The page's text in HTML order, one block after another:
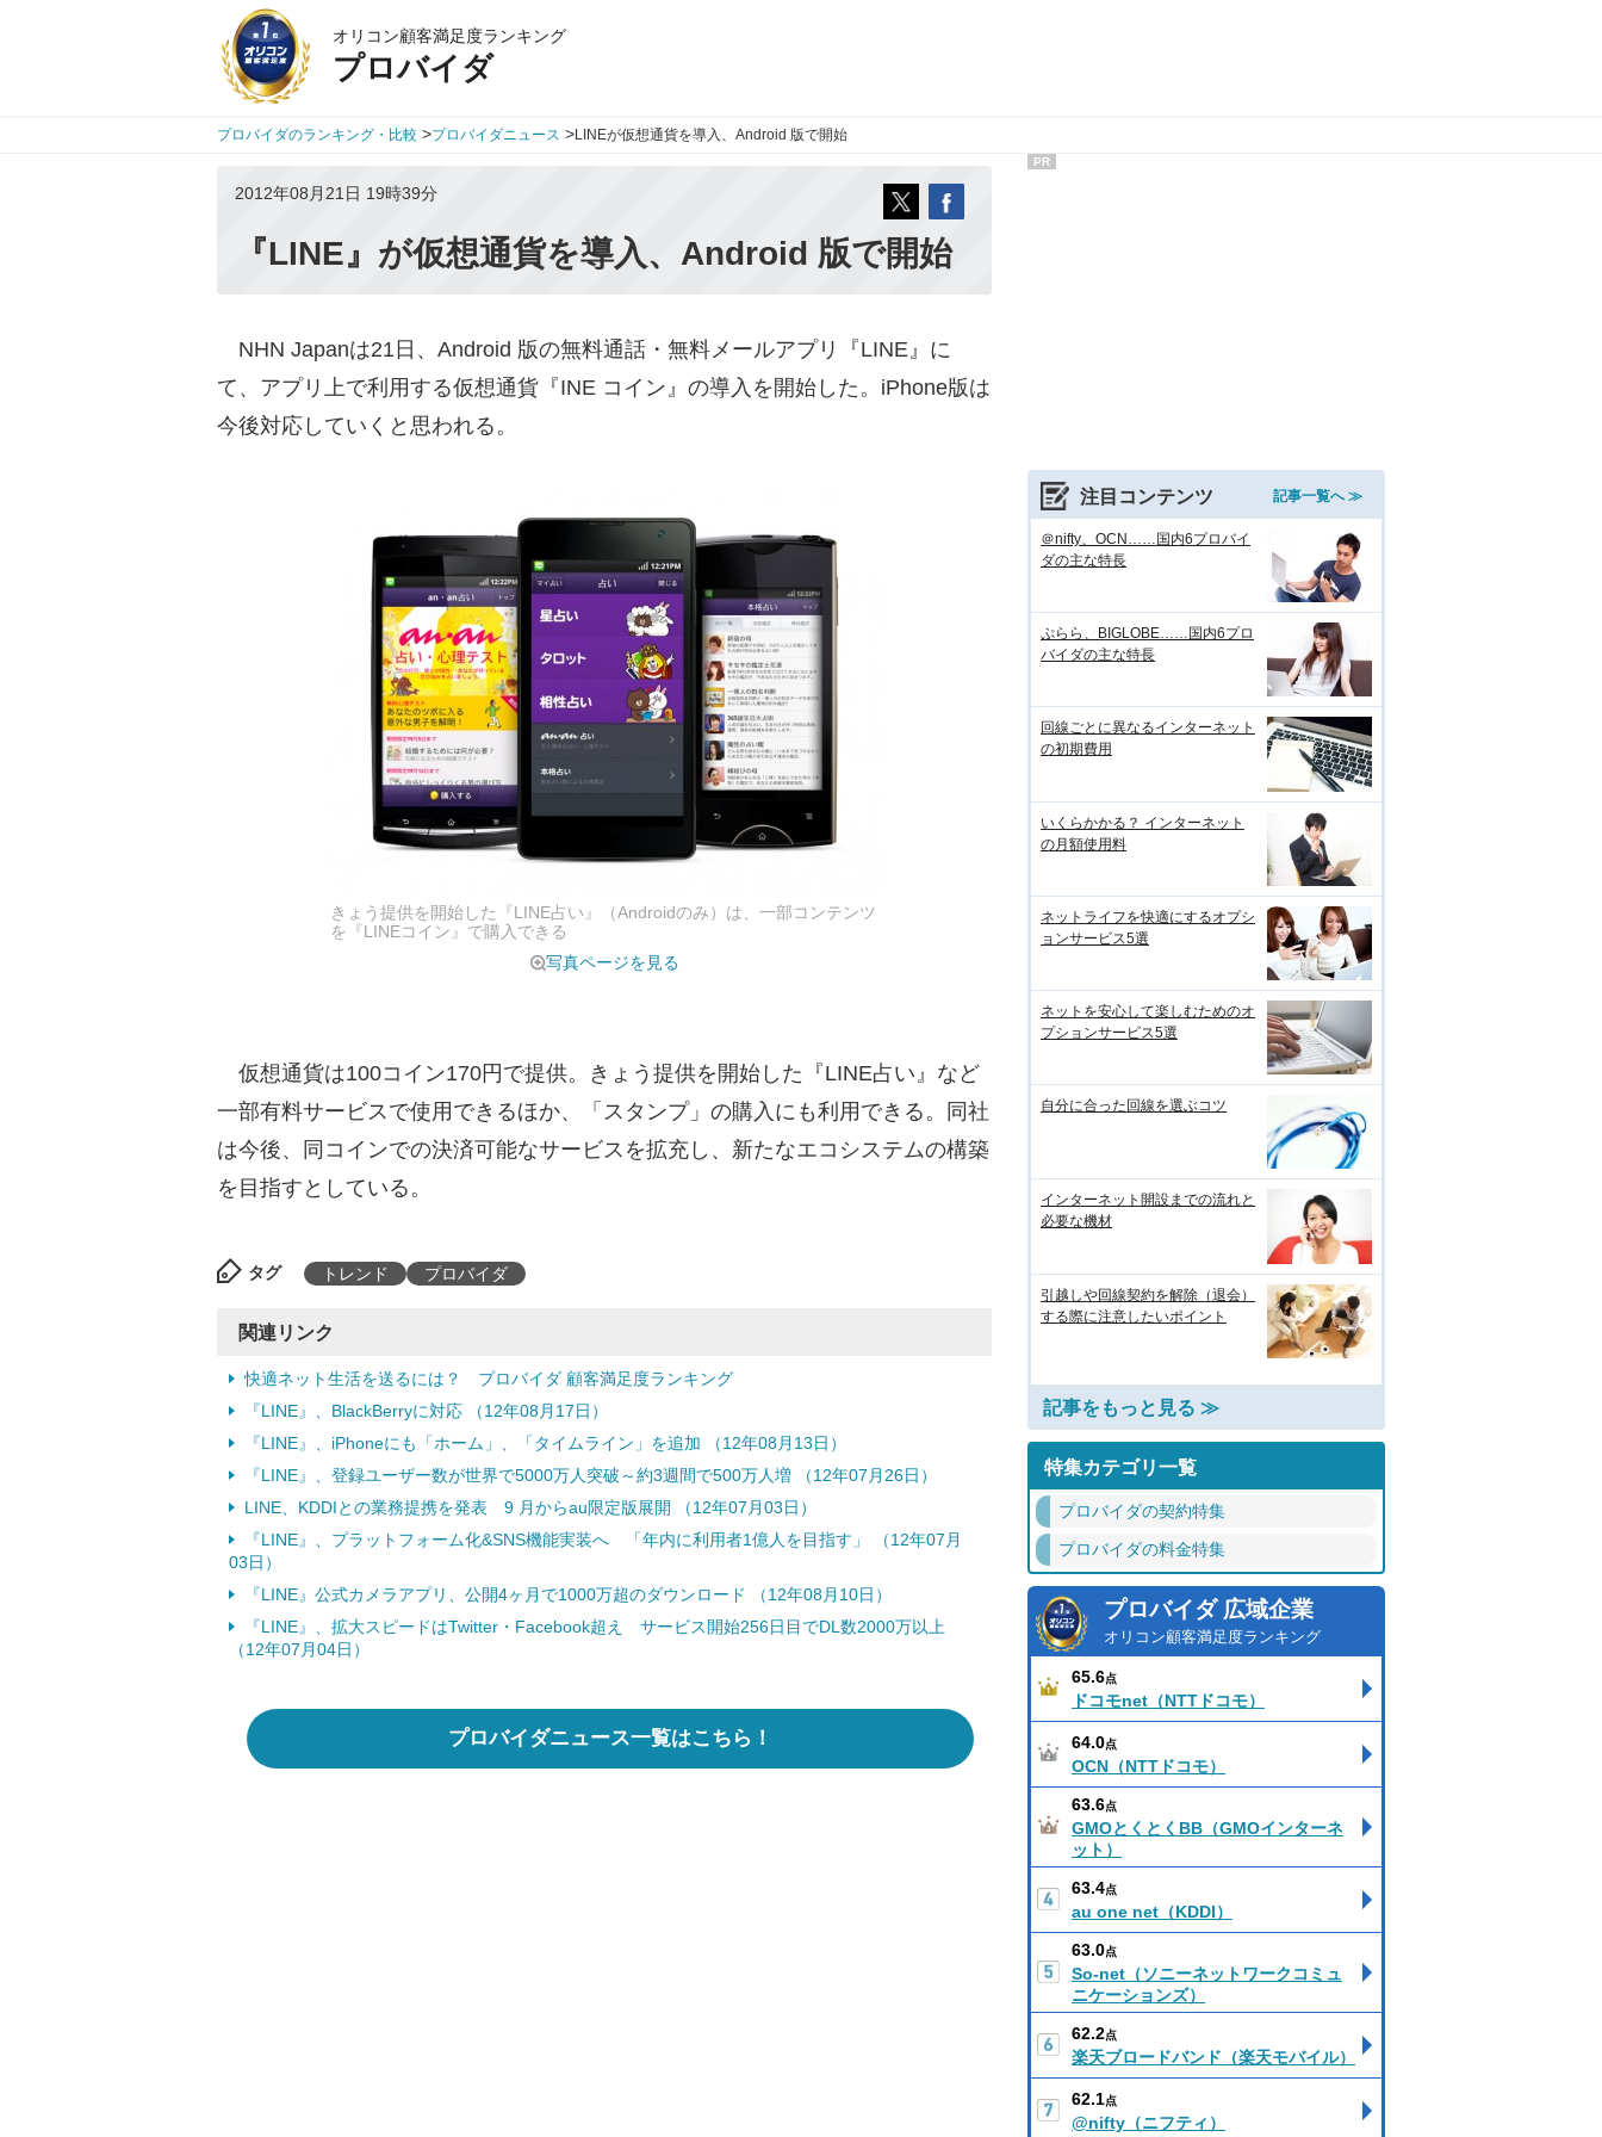
オリコン顧客満足度ランキング
プロバイダ
プロバイダのランキング・比較 >プロバイダニュース >LINEが仮想通貨を導入、Android 版で開始
2012年08月21日 19時39分
『LINE』が仮想通貨を導入、Android 版で開始
NHN Japanは21日、Android 版の無料通話・無料メールアプリ『LINE』に
て、アプリ上で利用する仮想通貨『INE コイン』の導入を開始した。iPhone版は
今後対応していくと思われる。
きょう提供を開始した『LINE占い』（Androidのみ）は、一部コンテンツ
を『LINEコイン』で購入できる
写真ページを見る
仮想通貨は100コイン170円で提供。きょう提供を開始した『LINE占い』など
一部有料サービスで使用できるほか、「スタンプ」の購入にも利用できる。同社
は今後、同コインでの決済可能なサービスを拡充し、新たなエコシステムの構築
を目指すとしている。
タグ トレンド プロバイダ
関連リンク
快適ネット生活を送るには？ プロバイダ 顧客満足度ランキング
『LINE』、BlackBerryに対応 （12年08月17日）
『LINE』、iPhoneにも「ホーム」、「タイムライン」を追加 （12年08月13日）
『LINE』、登録ユーザー数が世界で5000万人突破～約3週間で500万人増 （12年07月26日）
LINE、KDDIとの業務提携を発表 9 月からau限定版展開 （12年07月03日）
『LINE』、プラットフォーム化&SNS機能実装へ 「年内に利用者1億人を目指す」 （12年07月
03日）
『LINE』公式カメラアプリ、公開4ヶ月で1000万超のダウンロード （12年08月10日）
『LINE』、拡大スピードはTwitter・Facebook超え サービス開始256日目でDL数2000万以上
（12年07月04日）
プロバイダニュース一覧はこちら！
PR
注目コンテンツ 記事一覧へ ≫
＠nifty、OCN……国内6プロバイ
ダの主な特長
ぷらら、BIGLOBE……国内6プロ
バイダの主な特長
回線ごとに異なるインターネット
の初期費用
いくらかかる？ インターネット
の月額使用料
ネットライフを快適にするオプシ
ョンサービス5選
ネットを安心して楽しむためのオ
プションサービス5選
自分に合った回線を選ぶコツ
インターネット開設までの流れと
必要な機材
引越しや回線契約を解除（退会）
する際に注意したいポイント
記事をもっと見る ≫
特集カテゴリ一覧
プロバイダの契約特集
プロバイダの料金特集
プロバイダ 広域企業
オリコン顧客満足度ランキング
65.6点
ドコモnet（NTTドコモ）
64.0点
OCN（NTTドコモ）
63.6点
GMOとくとくBB（GMOインターネ
ット）
63.4点
au one net（KDDI）
63.0点
So-net（ソニーネットワークコミュ
ニケーションズ）
62.2点
楽天ブロードバンド（楽天モバイル）
62.1点
@nifty（ニフティ）